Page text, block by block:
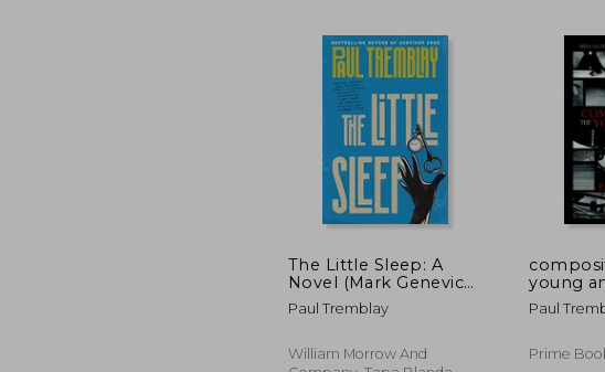
5% 23,74 €
The Little Sleep: A
Novel (Mark Genevich
Series, 1) (en Inglés)
Paul Tremblay
William Morrow And
young
Inglés)
Paul
Prime